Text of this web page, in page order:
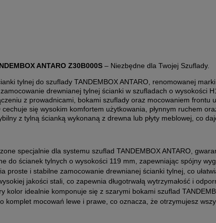
ANTARO Z30B000S – Niezbędne dla Twojej Szuflady.
tylnej do szuflady TANDEMBOX ANTARO, renomowanej
drewnianej tylnej ścianki w szufladach o wysokości
z prowadnicami, bokami szuflady oraz mocowaniem
cechuje się wysokim komfortem użytkowania, płynnym ruchem
z tylną ścianką wykonaną z drewna lub płyty meblowej, co
specjalnie dla systemu szuflad TANDEMBOX ANTARO,
do ścianek tylnych o wysokości 119 mm, zapewniając spójny
proste i stabilne zamocowanie drewnianej ścianki tylnej, co
jakości stali, co zapewnia długotrwałą wytrzymałość i
kolor idealnie komponuje się z szarymi bokami szuflad
komplet mocowań lewe i prawe, co oznacza, że otrzymujesz